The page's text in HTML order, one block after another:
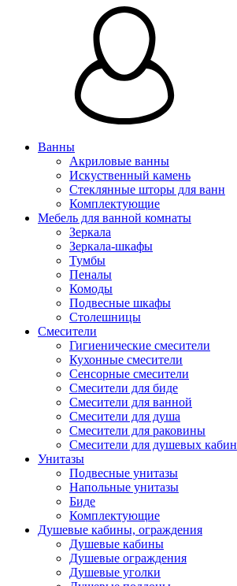
Ванны
Акриловые ванны
Искуственный камень
Стеклянные шторы для ванн
Комплектующие
Мебель для ванной комнаты
Зеркала
Зеркала-шкафы
Тумбы
Пеналы
Комоды
Подвесные шкафы
Столешницы
Смесители
Гигиенические смесители
Кухонные смесители
Сенсорные смесители
Смесители для биде
Смесители для ванной
Смесители для душа
Смесители для раковины
Смесители для душевых кабин
Унитазы
Подвесные унитазы
Напольные унитазы
Биде
Комплектующие
Душевые кабины, ограждения
Душевые кабины
Душевые ограждения
Душевые уголки